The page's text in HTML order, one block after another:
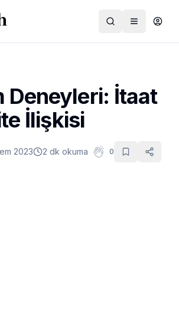
Deneyleri: İtaat
İlişkisi
2023 2 dk okuma 0